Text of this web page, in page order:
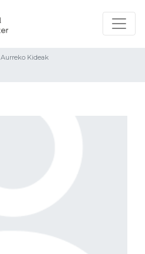
Aurreko Kideak